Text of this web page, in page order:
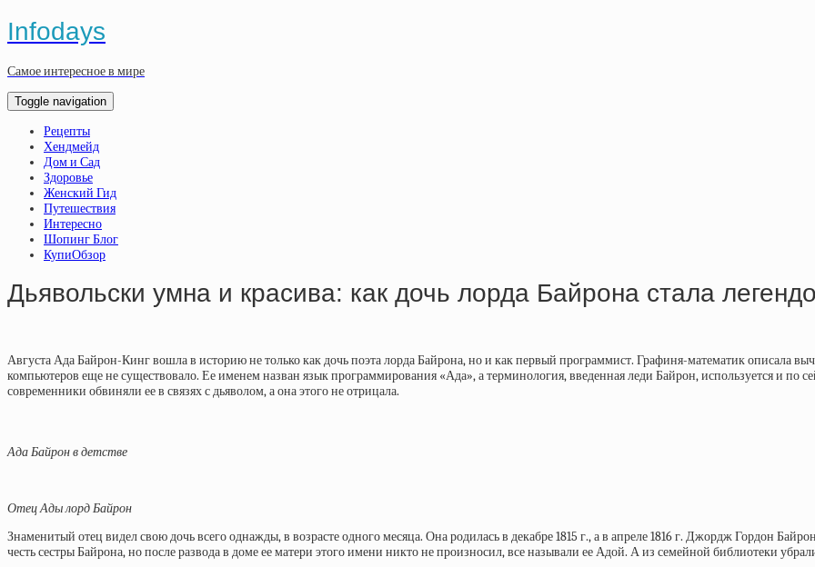
Infodays
Самое интересное в мире
Toggle navigation
Рецепты
Хендмейд
Дом и Сад
Здоровье
Женский Гид
Путешествия
Интересно
Шопинг Блог
КупиОбзор
Дьявольски умна и красива: как дочь лорда Байрона стала
Августа Ада Байрон-Кинг вошла в историю не только как дочь поэта лорда Байрона, но и как первый программист. Графиня-математик описала
компьютеров еще не существовало. Ее именем назван язык программирования «Ада», а терминология, введенная леди Байрон, используется и по
современники обвиняли ее в связях с дьяволом, а она этого не отрицала.
Ада Байрон в детстве
Отец Ады лорд Байрон
Знаменитый отец видел свою дочь всего однажды, в возрасте одного месяца. Она родилась в декабре 1815 г., а в апреле 1816 г. Джордж Гордон
честь сестры Байрона, но после развода в доме ее матери этого имени никто не произносил, все называли ее Адой. А из семейной библиотеки